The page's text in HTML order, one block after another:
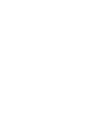
Pozrite si oba
proti USA
o bronz